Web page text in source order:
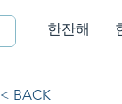
한잔해
< BACK